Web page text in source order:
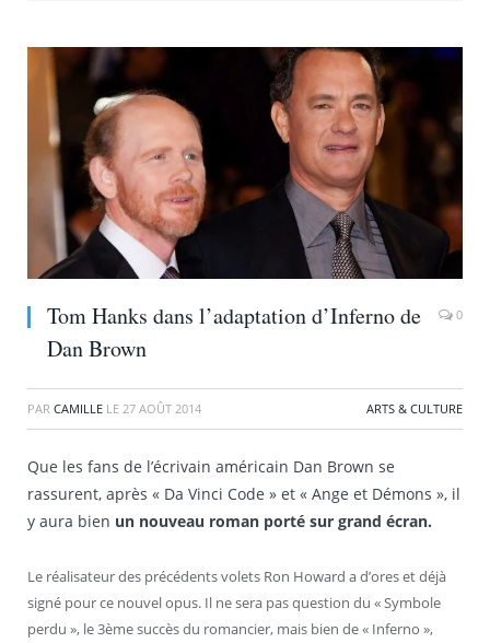
Tom Hanks dans l’adaptation d’Inferno de
Dan Brown
0
PAR CAMILLE LE 27 AOÛT 2014 ARTS & CULTURE
Que les fans de l’écrivain américain Dan Brown se
rassurent, après « Da Vinci Code » et « Ange et Démons », il
y aura bien un nouveau roman porté sur grand écran.
Le réalisateur des précédents volets Ron Howard a d’ores et déjà
signé pour ce nouvel opus. Il ne sera pas question du « Symbole
perdu », le 3ème succès du romancier, mais bien de « Inferno »,